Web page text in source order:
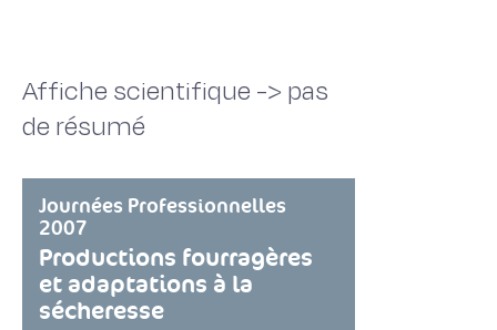
Affiche scientifique -> pas
de résumé
Journées Professionnelles
2007
Productions fourragères
et adaptations à la
sécheresse